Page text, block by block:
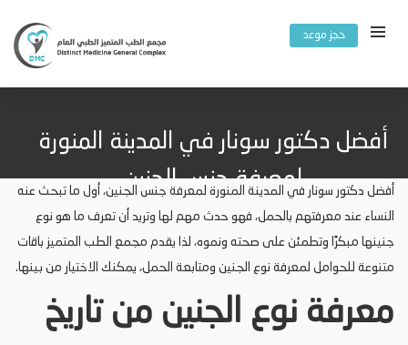
حجز موعد
أفضل دكتور سونار في المدينة المنورة
لمعرفة جنس الجنين
أفضل دكتور سونار في المدينة المنورة لمعرفة جنس الجنين، أول ما تبحث عنه
النساء عند معرفتهم بالحمل، فهو حدث مهم لها وتريد أن تعرف ما هو نوع
جنينها مبكرًا وتطمئن على صحته ونموه، لذا يقدم مجمع الطب المتميز باقات
متنوعة للحوامل لمعرفة نوع الجنين ومتابعة الحمل، يمكنك الاختيار من بينها.
معرفة نوع الجنين من تاريخ